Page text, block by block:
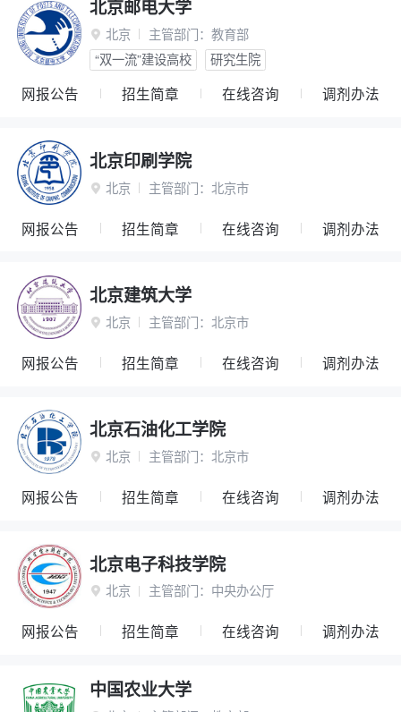
北京邮电大学
 北京 主管部门： 教育部
“双一流”建设高校
研究生院
网报公告 招生简章 在线咨询 调剂办法
北京印刷学院
 北京 主管部门： 北京市
网报公告 招生简章 在线咨询 调剂办法
北京建筑大学
 北京 主管部门： 北京市
网报公告 招生简章 在线咨询 调剂办法
北京石油化工学院
 北京 主管部门： 北京市
网报公告 招生简章 在线咨询 调剂办法
北京电子科技学院
 北京 主管部门： 中央办公厅
网报公告 招生简章 在线咨询 调剂办法
中国农业大学